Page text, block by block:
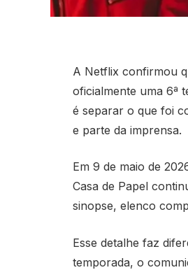
A Netflix confirmou
oficialmente uma 6ª
é separar o que foi
e parte da imprensa.
Em 9 de maio de
Casa de Papel
sinopse, elenco
Esse detalhe faz
temporada, o